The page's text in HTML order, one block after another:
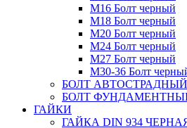
М16 Болт черный
М18 Болт черный
М20 Болт черный
М24 Болт черный
М27 Болт черный
М30-36 Болт
БОЛТ АВТОСТРАДНЫЙ
БОЛТ
ГАЙКИ
ГАЙКА DIN 934